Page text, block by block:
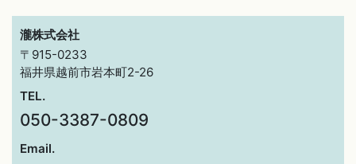
瀧株式会社
〒915-0233
福井県越前市岩本町2-26
TEL.
050-3387-0809
Email.